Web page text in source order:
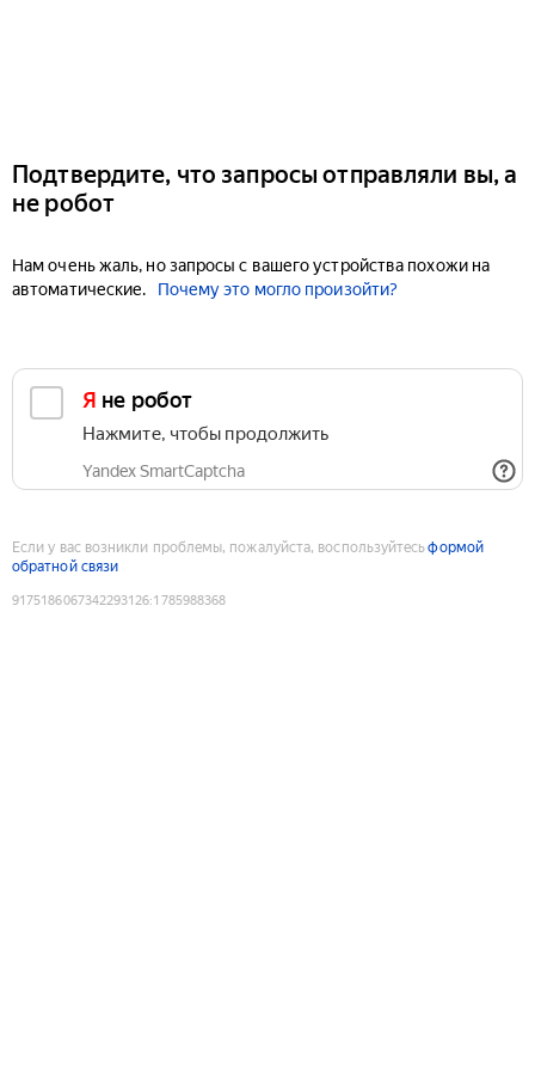
Подтвердите, что запросы отправляли вы, а
не робот
Нам очень жаль, но запросы с вашего устройства похожи на
автоматические.
Почему это могло произойти?
Я не робот
Нажмите, чтобы продолжить
Yandex SmartCaptcha
Если у вас возникли проблемы, пожалуйста, воспользуйтесьформой
обратной связи
9175186067342293126:1785988368